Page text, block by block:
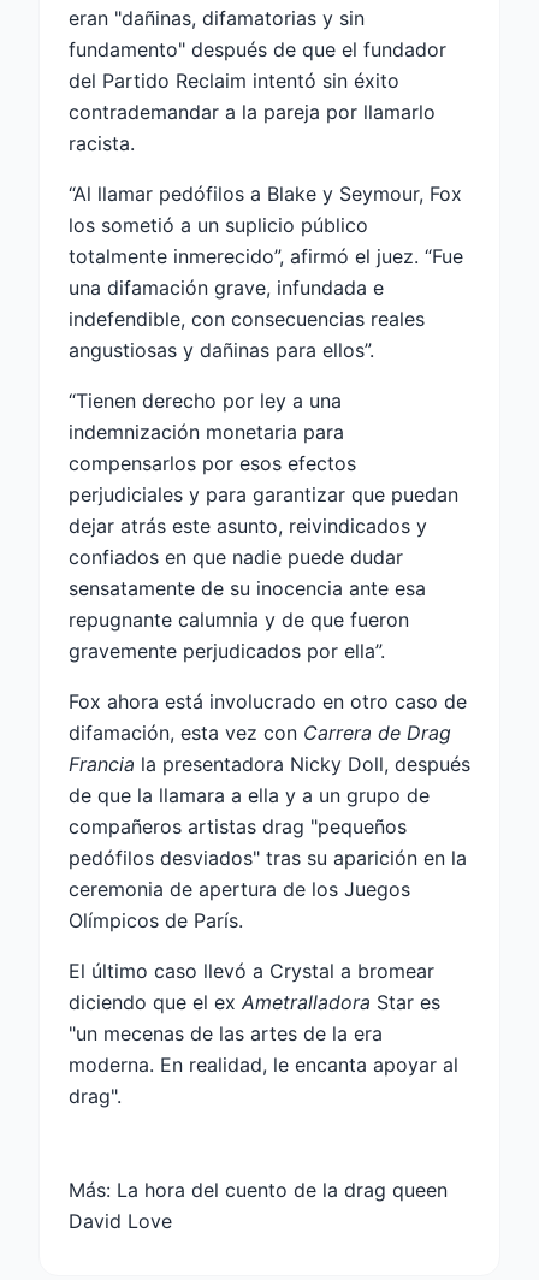
eran "dañinas, difamatorias y sin
fundamento" después de que el fundador
del Partido Reclaim intentó sin éxito
contrademandar a la pareja por llamarlo
racista.
“Al llamar pedófilos a Blake y Seymour, Fox
los sometió a un suplicio público
totalmente inmerecido”, afirmó el juez. “Fue
una difamación grave, infundada e
indefendible, con consecuencias reales
angustiosas y dañinas para ellos”.
“Tienen derecho por ley a una
indemnización monetaria para
compensarlos por esos efectos
perjudiciales y para garantizar que puedan
dejar atrás este asunto, reivindicados y
confiados en que nadie puede dudar
sensatamente de su inocencia ante esa
repugnante calumnia y de que fueron
gravemente perjudicados por ella”.
Fox ahora está involucrado en otro caso de
difamación, esta vez con Carrera de Drag
Francia la presentadora Nicky Doll, después
de que la llamara a ella y a un grupo de
compañeros artistas drag "pequeños
pedófilos desviados" tras su aparición en la
ceremonia de apertura de los Juegos
Olímpicos de París.
El último caso llevó a Crystal a bromear
diciendo que el ex Ametralladora Star es
"un mecenas de las artes de la era
moderna. En realidad, le encanta apoyar al
drag".
Más: La hora del cuento de la drag queen
David Love